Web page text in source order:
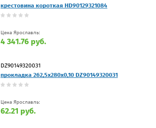
крестовина короткая HD90129321084
Цена Ярославль:
4 341.76 руб.
DZ90149320031
прокладка 262,5x280x0,10 DZ90149320031
Цена Ярославль:
62.21 руб.